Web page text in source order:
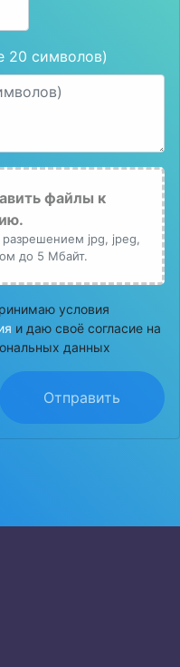
20 символов)
файлы к
jpg, jpeg,
до 5 Мбайт.
условия
и даю своё согласие на
данных
Отправить